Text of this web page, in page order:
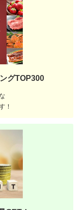
グTOP300
！